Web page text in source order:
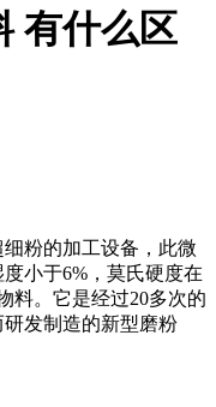
有什么区
粉的加工设备，此微
小于6%，莫氏硬度在
料。它是经过20多次的
发制造的新型磨粉